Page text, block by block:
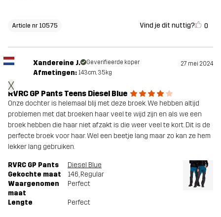
Article nr 10575 Vind je dit nuttig? 0
X
Xandereine J. Geverifieerde koper 27 mei 2024
Afmetingen: 143cm, 35kg
RVRC GP Pants Teens Diesel Blue
Onze dochter is helemaal blij met deze broek. We hebben altijd
problemen met dat broeken haar veel te wijd zijn en als we een
broek hebben die haar niet afzakt is die weer veel te kort. Dit is de
perfecte broek voor haar. Wel een beetje lang maar zo kan ze hem
lekker lang gebruiken.
RVRC GP Pants
Diesel Blue
Gekochte maat
146, Regular
Waargenomen
maat
Perfect
Lengte Perfect